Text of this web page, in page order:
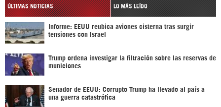
ÚLTIMAS NOTICIAS LO MÁS LEÍDO
Informe: EEUU reubica aviones cisterna tras surgir
tensiones con Israel
Trump ordena investigar la filtración sobre las reservas de
municiones
Senador de EEUU: Corrupto Trump ha llevado al país a
una guerra catastrófica